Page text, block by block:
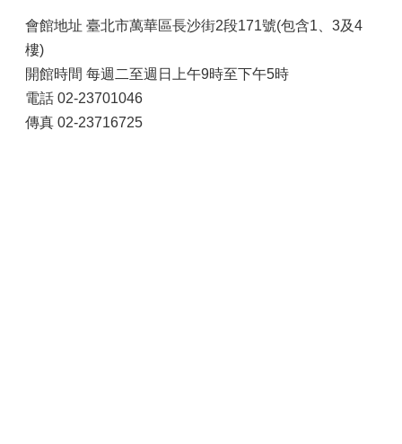
會館地址 臺北市萬華區長沙街2段171號(包含1、3及4
樓)
開館時間 每週二至週日上午9時至下午5時
電話 02-23701046
傳真 02-23716725